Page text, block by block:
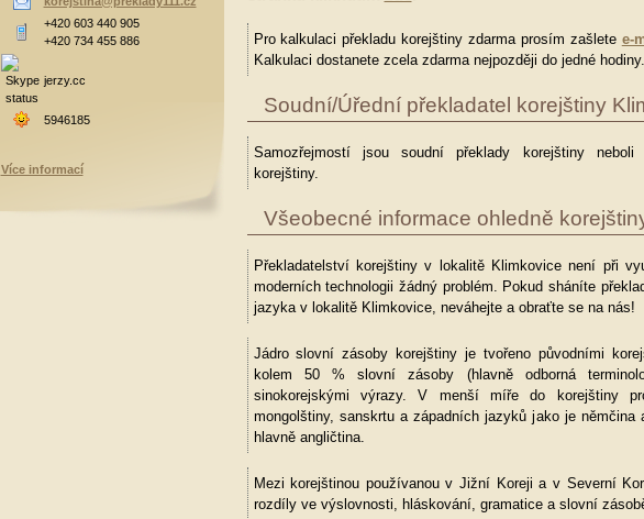
Pro kalkulaci překladu korejštiny zdarma prosím zašlete e-
Kalkulaci dostanete zcela zdarma nejpozději do jedné hodiny.
Soudní/Úřední překladatel korejštiny
Samozřejmostí jsou soudní překlady korejštiny neboli
korejštiny.
Všeobecné informace ohledně
Překladatelství korejštiny v lokalitě Klimkovice není při
moderních technologii žádný problém. Pokud sháníte
jazyka v lokalitě Klimkovice, neváhejte a obraťte se na nás!
Jádro slovní zásoby korejštiny je tvořeno původními
kolem 50 % slovní zásoby (hlavně odborná
sinokorejskými výrazy. V menší míře do korejštiny
mongolštiny, sanskrtu a západních jazyků jako je němčina
hlavně angličtina.
Mezi korejštinou používanou v Jižní Koreji a v Severní
rozdíly ve výslovnosti, hláskování, gramatice a slovní
+420 603 440 905
+420 734 455 886
jerzy.cc
5946185
Více informací